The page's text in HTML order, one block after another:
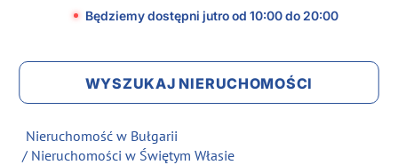
Będziemy dostępni jutrood 10:00 do 20:00
WYSZUKAJ NIERUCHOMOŚCI
Nieruchomość w Bułgarii
/ Nieruchomości w Świętym Własie